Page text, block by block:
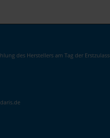
des Herstellers am Tag der